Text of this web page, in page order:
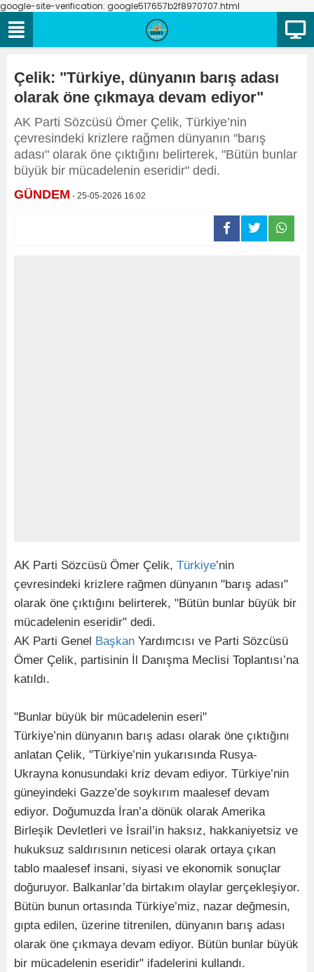
google-site-verification: google517657b2f8970707.html
Çelik: "Türkiye, dünyanın barış adası
olarak öne çıkmaya devam ediyor"
AK Parti Sözcüsü Ömer Çelik, Türkiye’nin
çevresindeki krizlere rağmen dünyanın "barış
adası" olarak öne çıktığını belirterek, "Bütün bunlar
büyük bir mücadelenin eseridir" dedi.
GÜNDEM - 25-05-2026 16:02
AK Parti Sözcüsü Ömer Çelik, Türkiye’nin
çevresindeki krizlere rağmen dünyanın "barış adası"
olarak öne çıktığını belirterek, "Bütün bunlar büyük bir
mücadelenin eseridir" dedi.
AK Parti Genel Başkan Yardımcısı ve Parti Sözcüsü
Ömer Çelik, partisinin İl Danışma Meclisi Toplantısı’na
katıldı.
"Bunlar büyük bir mücadelenin eseri"
Türkiye’nin dünyanın barış adası olarak öne çıktığını
anlatan Çelik, "Türkiye’nin yukarısında Rusya-
Ukrayna konusundaki kriz devam ediyor. Türkiye’nin
güneyindeki Gazze’de soykırım maalesef devam
ediyor. Doğumuzda İran’a dönük olarak Amerika
Birleşik Devletleri ve İsrail’in haksız, hakkaniyetsiz ve
hukuksuz saldırısının neticesi olarak ortaya çıkan
tablo maalesef insani, siyasi ve ekonomik sonuçlar
doğuruyor. Balkanlar’da birtakım olaylar gerçekleşiyor.
Bütün bunun ortasında Türkiye’miz, nazar değmesin,
gıpta edilen, üzerine titrenilen, dünyanın barış adası
olarak öne çıkmaya devam ediyor. Bütün bunlar büyük
bir mücadelenin eseridir" ifadelerini kullandı.